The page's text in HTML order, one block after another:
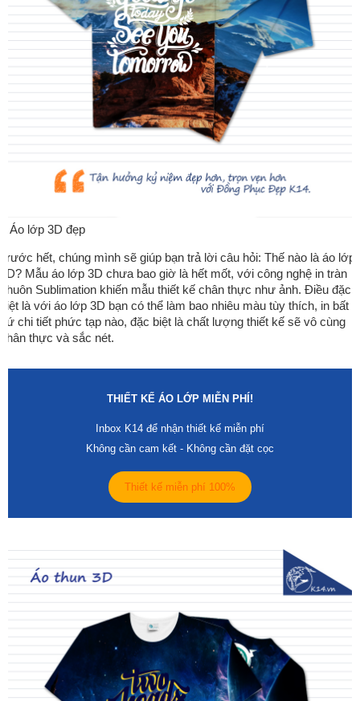
Áo lớp 3D đẹp
Trước hết, chúng mình sẽ giúp bạn trả lời câu hỏi: Thế nào là áo lớp
3D? Mẫu áo lớp 3D chưa bao giờ là hết mốt, với công nghệ in tràn
khuôn Sublimation khiến mẫu thiết kế chân thực như ảnh. Điều đặc
biệt là với áo lớp 3D bạn có thể làm bao nhiêu màu tùy thích, in bất
cứ chi tiết phức tạp nào, đặc biệt là chất lượng thiết kế sẽ vô cùng
chân thực và sắc nét.
THIẾT KẾ ÁO LỚP MIỄN PHÍ!
Inbox K14 để nhận thiết kế miễn phí
Không cần cam kết - Không cần đặt cọc
Thiết kế miễn phí 100%